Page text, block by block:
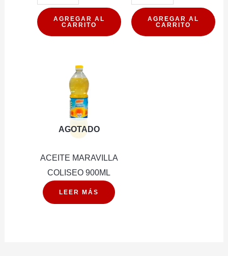
COMPLETO
EDRA
15G
AGREGAR AL
CARRITO
340G
AGREGAR AL
CARRITO
AGOTADO
ACEITE MARAVILLA
COLISEO 900ML
LEER MÁS